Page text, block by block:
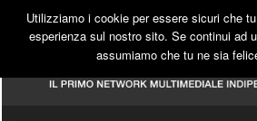
Utilizziamo i cookie per essere sicuri che
esperienza sul nostro sito. Se continui ad
assumiamo che tu ne sia